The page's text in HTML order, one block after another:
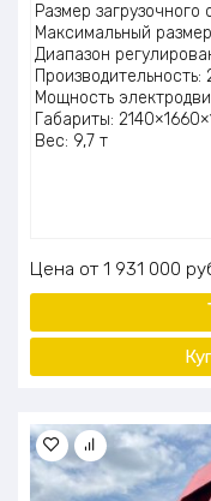
Размер
Максимальный
Диапазон
Производительность:
Мощность
Габариты:
Вес: 9,7 т
Цена 1 931 000